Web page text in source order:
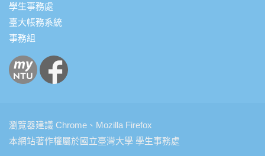
學生事務處
臺大帳務系統
事務組
瀏覽器建議 Chrome、Mozilla Firefox
本網站著作權屬於國立臺灣大學 學生事務處